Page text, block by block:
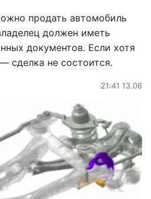
продать автомобиль
должен иметь
документов. Если хотя
сделка не состоится.
21:41 13.06